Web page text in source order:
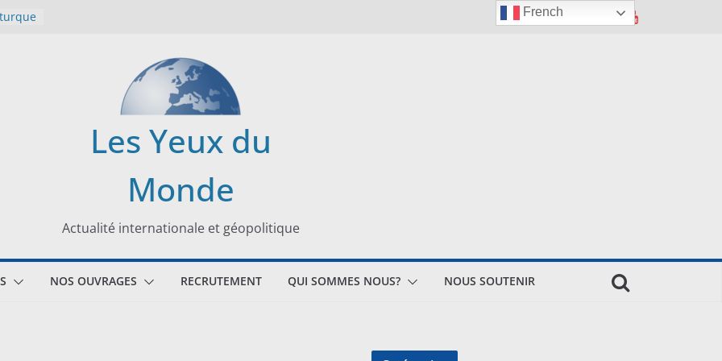
Les Yeux du
Monde
Actualité internationale et géopolitique
NOS OUVRAGES RECRUTEMENT QUI SOMMES NOUS? NOUS SOUTENIR
French